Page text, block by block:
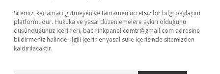
Sitemiz, kar amacı gütmeyen ve tamamen ücretsiz bir bilgi paylaşım
platformudur. Hukuka ve yasal düzenlemelere aykırı olduğunu
düşündüğünüz içerikleri, backlinkpanelicomtr@gmail.com adresine
bildirmeniz halinde, ilgili içerikler yasal süre içerisinde sitemizden
kaldırılacaktır.